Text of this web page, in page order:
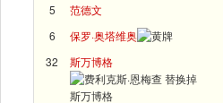
5 范德文
6
保罗·奥塔维奥
32
斯万博格